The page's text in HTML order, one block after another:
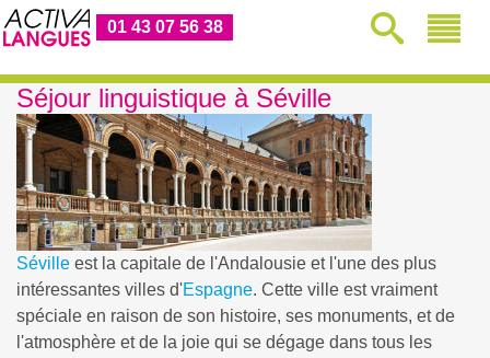
01 43 07 56 38
Séjour linguistique à Séville
Séville est la capitale de l'Andalousie et l'une des plus
intéressantes villes d'Espagne. Cette ville est vraiment
spéciale en raison de son histoire, ses monuments, et de
l'atmosphère et de la joie qui se dégage dans tous les